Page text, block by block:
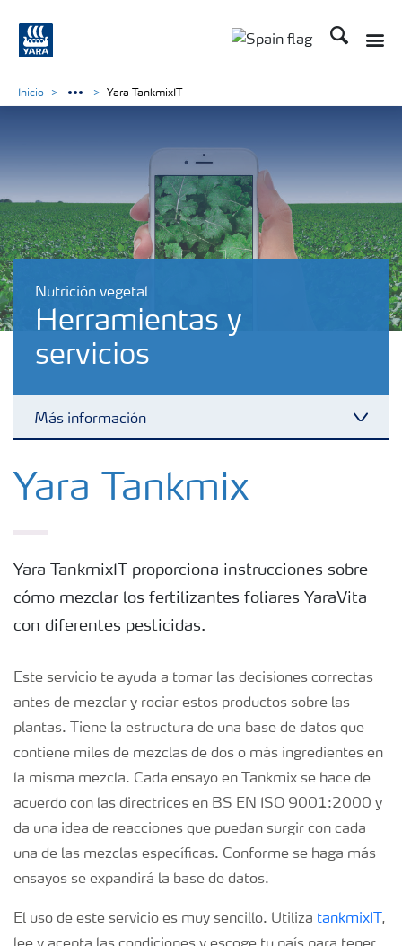
Buscar
Nutrición vegetal
Herramientas y
servicios
Más información
Fertilizantes
Distribuidores
Deficiencias
Consejos para la aplicación de fertilizantes
Suscripción Yara
Inicio Yara TankmixIT
Yara Tankmix
Yara TankmixIT proporciona instrucciones sobre
cómo mezclar los fertilizantes foliares YaraVita
con diferentes pesticidas.
Este servicio te ayuda a tomar las decisiones correctas
antes de mezclar y rociar estos productos sobre las
plantas. Tiene la estructura de una base de datos que
contiene miles de mezclas de dos o más ingredientes en
la misma mezcla. Cada ensayo en Tankmix se hace de
acuerdo con las directrices en BS EN ISO 9001:2000 y
da una idea de reacciones que puedan surgir con cada
una de las mezclas específicas. Conforme se haga más
ensayos se expandirá la base de datos.
El uso de este servicio es muy sencillo. Utiliza tankmixIT ,